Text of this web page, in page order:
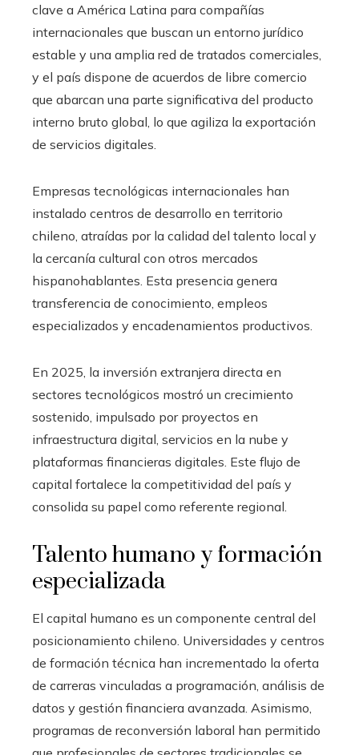
clave a América Latina para compañías
internacionales que buscan un entorno jurídico
estable y una amplia red de tratados comerciales,
y el país dispone de acuerdos de libre comercio
que abarcan una parte significativa del producto
interno bruto global, lo que agiliza la exportación
de servicios digitales.
Empresas tecnológicas internacionales han
instalado centros de desarrollo en territorio
chileno, atraídas por la calidad del talento local y
la cercanía cultural con otros mercados
hispanohablantes. Esta presencia genera
transferencia de conocimiento, empleos
especializados y encadenamientos productivos.
En 2025, la inversión extranjera directa en
sectores tecnológicos mostró un crecimiento
sostenido, impulsado por proyectos en
infraestructura digital, servicios en la nube y
plataformas financieras digitales. Este flujo de
capital fortalece la competitividad del país y
consolida su papel como referente regional.
Talento humano y formación
especializada
El capital humano es un componente central del
posicionamiento chileno. Universidades y centros
de formación técnica han incrementado la oferta
de carreras vinculadas a programación, análisis de
datos y gestión financiera avanzada. Asimismo,
programas de reconversión laboral han permitido